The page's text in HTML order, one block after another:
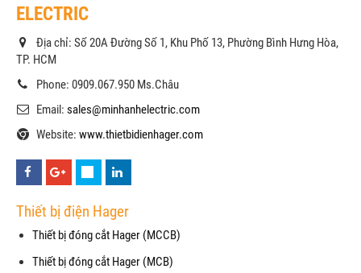
ELECTRIC
Địa chỉ: Số 20A Đường Số 1, Khu Phố 13, Phường Bình Hưng Hòa,
TP. HCM
Phone: 0909.067.950 Ms.Châu
Email: sales@minhanhelectric.com
Website: www.thietbidienhager.com
Thiết bị điện Hager
Thiết bị đóng cắt Hager (MCCB)
Thiết bị đóng cắt Hager (MCB)